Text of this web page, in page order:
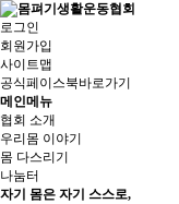
로그인
회원가입
사이트맵
공식페이스북바로가기
메인메뉴
협회 소개
우리몸 이야기
몸 다스리기
나눔터
자기 몸은 자기 스스로,